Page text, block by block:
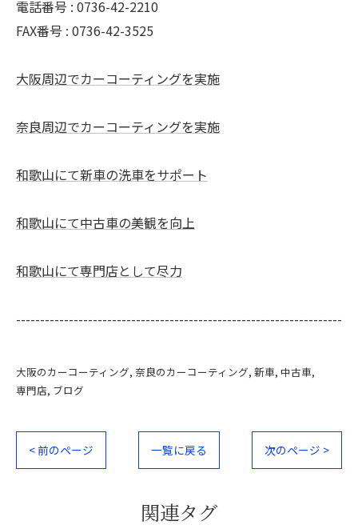
電話番号 : 0736-42-2210
FAX番号 : 0736-42-3525
大阪周辺でカーコーティングを実施
奈良周辺でカーコーティングを実施
和歌山にて新車の洗車をサポート
和歌山にて中古車の美観を向上
和歌山にて専門店として尽力
--------------------------------------------------------------------
大阪のカーコーティング 奈良のカーコーティング 新車 中古車
専門店 ブログ
< 前のページ 一覧に戻る 次のページ >
関連タグ